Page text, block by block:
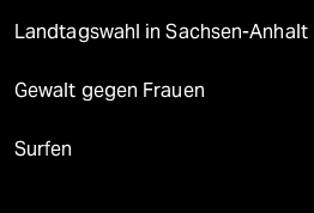
Landtagswahl in Sachsen-Anhalt
Gewalt gegen Frauen
Surfen